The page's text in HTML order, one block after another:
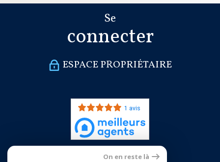
Se
connecter
ESPACE PROPRIÉTAIRE
1 avis
On en reste là